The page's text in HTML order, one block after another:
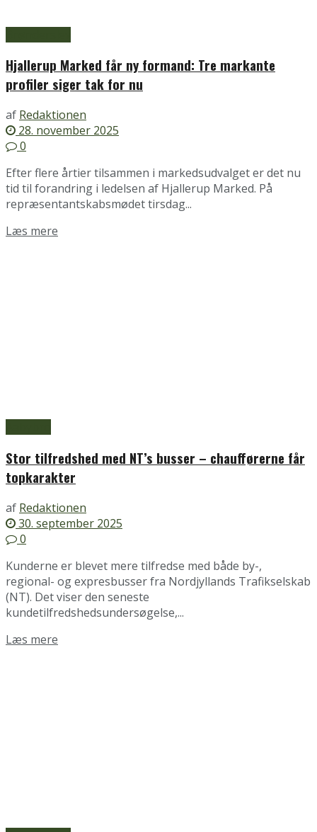
Hjallerup Marked får ny formand: Tre markante
profiler siger tak for nu
af Redaktionen
28. november 2025
0
Efter flere årtier tilsammen i markedsudvalget er det nu
tid til forandring i ledelsen af Hjallerup Marked. På
repræsentantskabsmødet tirsdag...
Læs mere
Stor tilfredshed med NT’s busser – chaufførerne får
topkarakter
af Redaktionen
30. september 2025
0
Kunderne er blevet mere tilfredse med både by-,
regional- og expresbusser fra Nordjyllands Trafikselskab
(NT). Det viser den seneste
kundetilfredshedsundersøgelse,...
Læs mere